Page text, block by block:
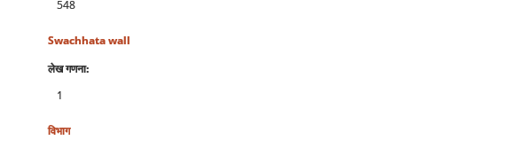
548
Swachhata wall
लेख गणना:
1
विभाग